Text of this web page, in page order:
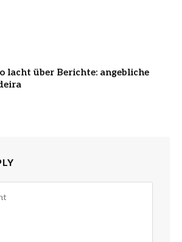
lacht über Berichte: angebliche